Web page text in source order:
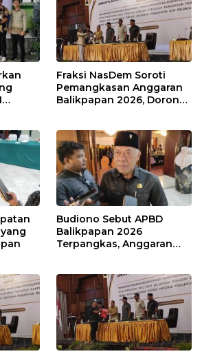
Fraksi NasDem Soroti
Pemangkasan Anggaran
Balikpapan 2026, Dorong
Budiono Sebut APBD
Balikpapan 2026
Terpangkas, Anggaran